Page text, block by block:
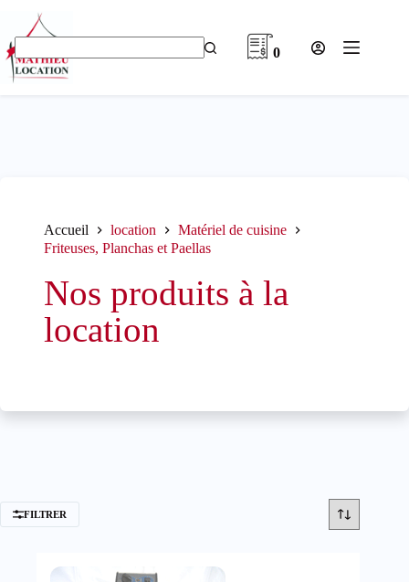
contenu
Aucun
résultat
0
Accueil location
Matériel de cuisine
Friteuses, Planchas et Paellas
Nos produits à la
location
FILTRER